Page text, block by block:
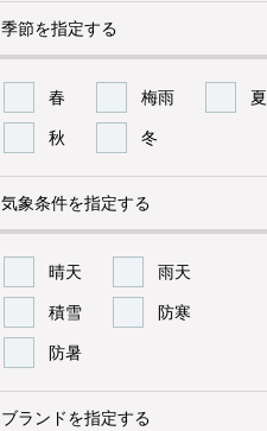
季節を指定する
春 梅雨 夏
秋 冬
気象条件を指定する
晴天 雨天
積雪 防寒
防暑
ブランドを指定する